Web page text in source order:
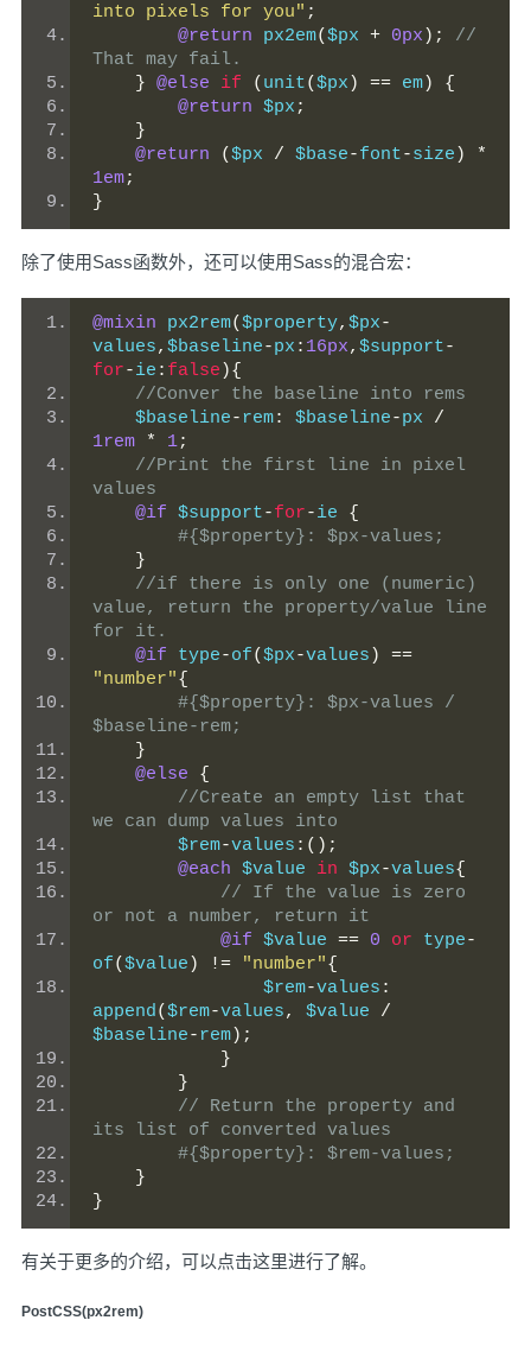
into pixels for you" ;
@return px2em($px + 0px );
//
That may fail.
} @else if ( unit($px ) == em)
{
@return $px ;
}
@return
($px / $base-font-size )
*
1em;
}
除了使用Sass函数外，还可以使用Sass的混合宏：
@mixin px2rem($property, $px-
values, $baseline-px : 16px, $support-
for-ie : false ){
//Conver the baseline into rems
    $baseline
-rem: $baseline-px /
1rem
* 1;
//Print the first line in pixel
values
@if $support-for-ie {
#{$property}: $px-values;
}
//if there is only one (numeric)
value, return the property/value line
for it.
@if type-of($px-values )
==
"number"{
#{$property}: $px-values /
$baseline-rem;
}
@else
{
//Create an empty list that
we can dump values into
        $rem
-values :();
@each $value in $px-values{
// If the value is zero
or not a number, return it
@if $value == 0 or type-
of($value ) != "number"{
                $rem
-values :
append($rem-values, $value /
$baseline-rem);
}
}
// Return the property and
its list of converted values
#{$property}: $rem-values;
}
}
有关于更多的介绍，可以 点击这里进行了解。
PostCSS(px2rem)